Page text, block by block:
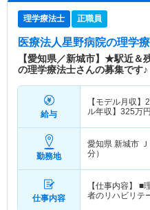
理学療法士 正職員
医療法人星野病院の理学
【愛知県／新城市】★駅近＆
の理学療法士さんの募集です♪
給与
【モデル月収】
ル年収】 325万
勤務地
愛知県 新城市
分）
仕事内容
【仕事内容】 ■
者のリハビリテ